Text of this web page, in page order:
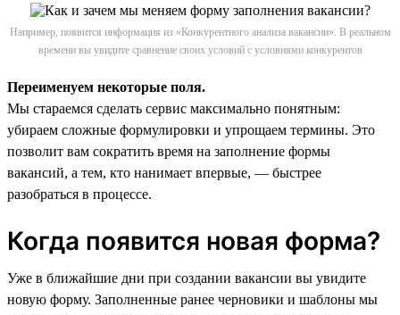
Например, появится информация из «Конкурентного анализа вакансии». В реальном
времени вы увидите сравнение своих условий с условиями конкурентов
Переименуем некоторые поля.
Мы стараемся сделать сервис максимально понятным:
убираем сложные формулировки и упрощаем термины. Это
позволит вам сократить время на заполнение формы
вакансий, а тем, кто нанимает впервые, — быстрее
разобраться в процессе.
Когда появится новая форма?
Уже в ближайшие дни при создании вакансии вы увидите
новую форму. Заполненные ранее черновики и шаблоны мы